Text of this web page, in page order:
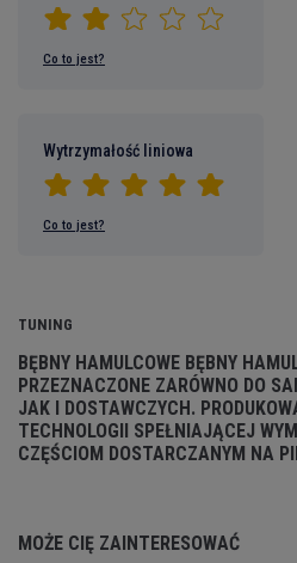
Co to jest?
Wytrzymałość liniowa
Co to jest?
TUNING
BĘBNY HAMULCOWE BĘBNY
PRZEZNACZONE ZARÓWNO DO
JAK I DOSTAWCZYCH.
TECHNOLOGII SPEŁNIAJĄCEJ
CZĘŚCIOM DOSTARCZANYM NA
MOŻE CIĘ ZAINTERESOWAĆ